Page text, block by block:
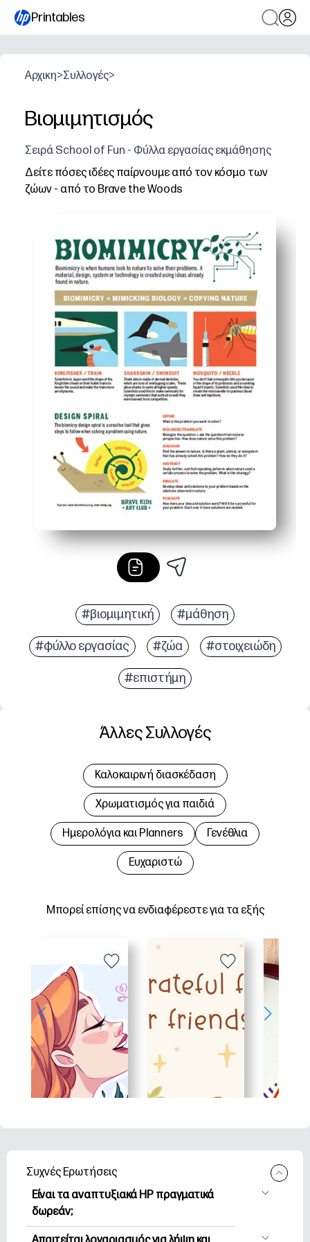
Printables
Αρχικη>Συλλογές>
Βιομιμητισμός
Σειρά School of Fun - Φύλλα εργασίας εκμάθησης
Δείτε πόσες ιδέες παίρνουμε από τον κόσμο των
ζώων - από το Brave the Woods
#βιομιμητική #μάθηση
#φύλλο εργασίας #ζώα #στοιχειώδη
#επιστήμη
Μπορεί επίσης να ενδιαφέρεστε για τα εξής
Άλλες Συλλογές
Καλοκαιρινή διασκέδαση
Χρωματισμός για παιδιά
Hμερολόγια και Planners Γενέθλια
Ευχαριστώ
Συχνές Ερωτήσεις
Είναι τα αναπτυξιακά HP πραγματικά
δωρεάν;
Η HP Printables προσφέρει 2,500+